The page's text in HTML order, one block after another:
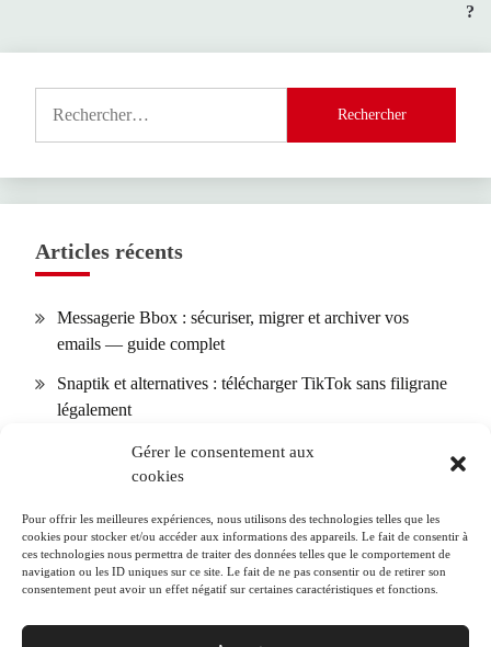
Gérer le consentement aux
cookies
Pour offrir les meilleures expériences, nous utilisons des technologies telles que les
cookies pour stocker et/ou accéder aux informations des appareils. Le fait de consentir à
ces technologies nous permettra de traiter des données telles que le comportement de
navigation ou les ID uniques sur ce site. Le fait de ne pas consentir ou de retirer son
consentement peut avoir un effet négatif sur certaines caractéristiques et fonctions.
?
Articles récents
Messagerie Bbox : sécuriser, migrer et archiver vos
emails — guide complet
Snaptik et alternatives : télécharger TikTok sans filigrane
légalement
Calendrier des allergies : comment l’utiliser selon votre
région + 10 conseils pour réduire les symptômes
SOGo Webmail (Lille) : installation, sécurité et
dépannage pas à pas
S&OP en pratique : KPI et erreurs courantes — le guide